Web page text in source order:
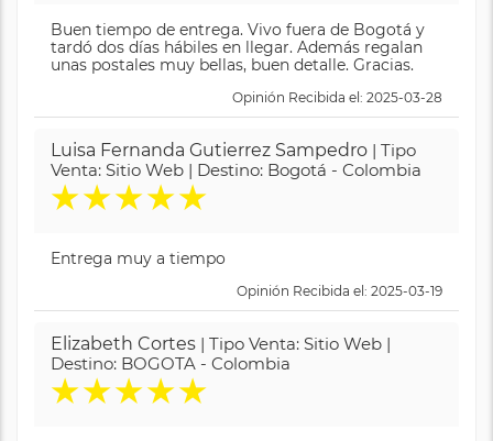
Buen tiempo de entrega. Vivo fuera de Bogotá y
tardó dos días hábiles en llegar. Además regalan
unas postales muy bellas, buen detalle. Gracias.
Opinión Recibida el: 2025-03-28
Luisa Fernanda Gutierrez Sampedro | Tipo
Venta: Sitio Web | Destino: Bogotá - Colombia
★★★★★
Entrega muy a tiempo
Opinión Recibida el: 2025-03-19
Elizabeth Cortes | Tipo Venta: Sitio Web |
Destino: BOGOTA - Colombia
★★★★★